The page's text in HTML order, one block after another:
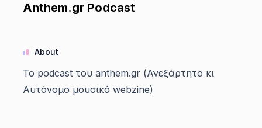
Anthem.gr Podcast
About
Το podcast του anthem.gr (Ανεξάρτητο κι
Αυτόνομο μουσικό webzine)